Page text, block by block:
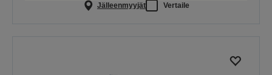
Jälleenmyyjät Vertaile